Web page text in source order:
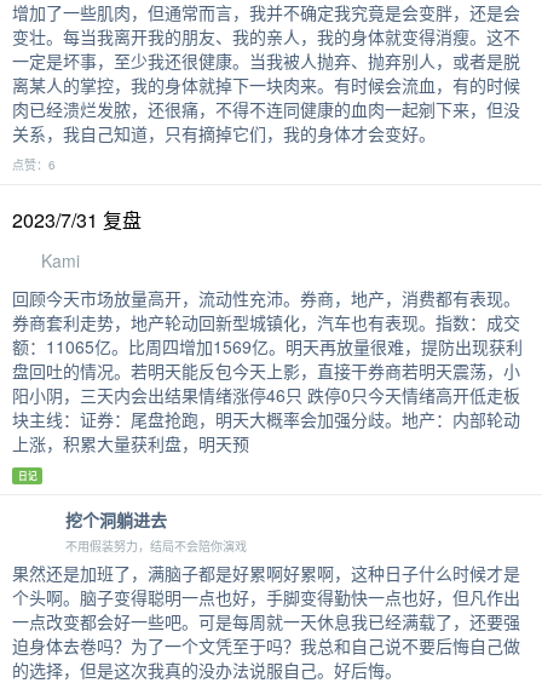
增加了一些肌肉，但通常而言，我并不确定我究竟是会变胖，还是会
变壮。每当我离开我的朋友、我的亲人，我的身体就变得消瘦。这不
一定是坏事，至少我还很健康。当我被人抛弃、抛弃别人，或者是脱
离某人的掌控，我的身体就掉下一块肉来。有时候会流血，有的时候
肉已经溃烂发脓，还很痛，不得不连同健康的血肉一起剜下来，但没
关系，我自己知道，只有摘掉它们，我的身体才会变好。
点赞：6
2023/7/31 复盘
Kami
回顾今天市场放量高开，流动性充沛。券商，地产，消费都有表现。
券商套利走势，地产轮动回新型城镇化，汽车也有表现。指数：成交
额：11065亿。比周四增加1569亿。明天再放量很难，提防出现获利
盘回吐的情况。若明天能反包今天上影，直接干券商若明天震荡，小
阳小阴，三天内会出结果情绪涨停46只 跌停0只今天情绪高开低走板
块主线：证券：尾盘抢跑，明天大概率会加强分歧。地产：内部轮动
上涨，积累大量获利盘，明天预
日记
挖个洞躺进去
不用假装努力，结局不会陪你演戏
果然还是加班了，满脑子都是好累啊好累啊，这种日子什么时候才是
个头啊。脑子变得聪明一点也好，手脚变得勤快一点也好，但凡作出
一点改变都会好一些吧。可是每周就一天休息我已经满载了，还要强
迫身体去卷吗？为了一个文凭至于吗？我总和自己说不要后悔自己做
的选择，但是这次我真的没办法说服自己。好后悔。